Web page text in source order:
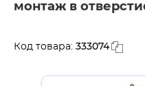
монтаж в
Код товара: 333074